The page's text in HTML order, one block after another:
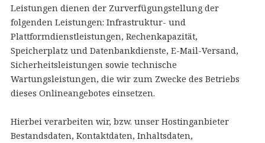
Leistungen dienen der Zurverfügungstellung der
folgenden Leistungen: Infrastruktur- und
Plattformdienstleistungen, Rechenkapazität,
Speicherplatz und Datenbankdienste, E-Mail-Versand,
Sicherheitsleistungen sowie technische
Wartungsleistungen, die wir zum Zwecke des Betriebs
dieses Onlineangebotes einsetzen.
Hierbei verarbeiten wir, bzw. unser Hostinganbieter
Bestandsdaten, Kontaktdaten, Inhaltsdaten,